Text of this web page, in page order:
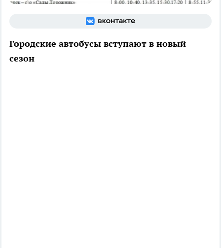
Городские автобусы вступают в новый
сезон